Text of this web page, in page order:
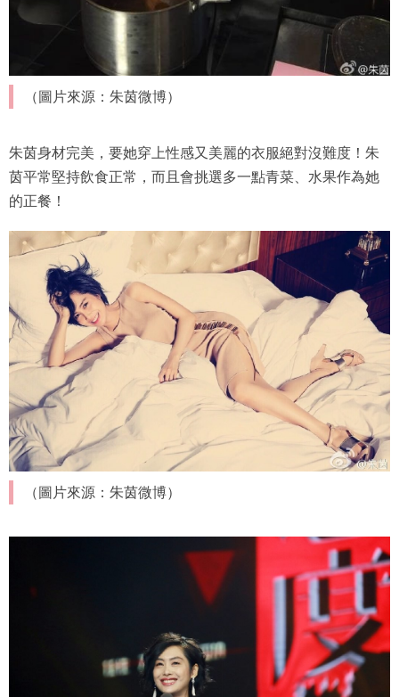
（圖片來源：朱茵微博）
朱茵身材完美，要她穿上性感又美麗的衣服絕對沒難度！朱
茵平常堅持飲食正常，而且會挑選多一點青菜、水果作為她
的正餐！
（圖片來源：朱茵微博）